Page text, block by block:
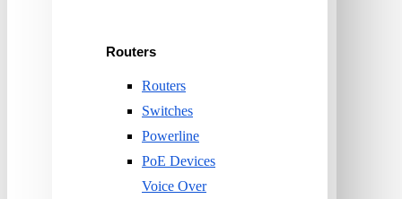
Routers
Routers
Switches
Powerline
PoE Devices
Voice Over